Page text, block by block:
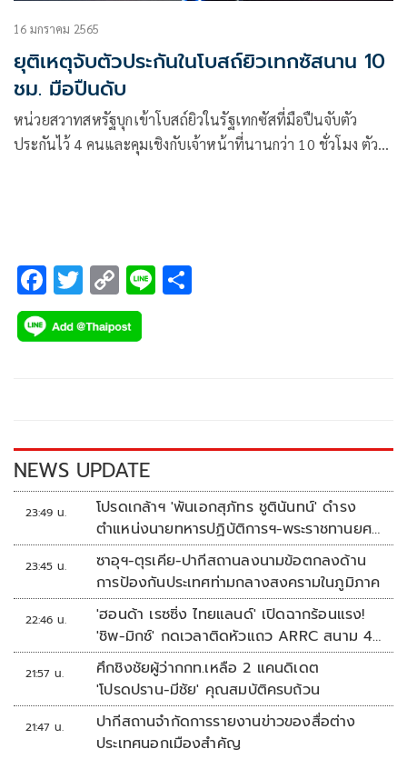
16 มกราคม 2565
ยุติเหตุจับตัวประกันในโบสถ์ยิวเทกซัสนาน 10
ชม. มือปืนดับ
หน่วยสวาทสหรัฐบุกเข้าโบสถ์ยิวในรัฐเทกซัสที่มือปืนจับตัว
ประกันไว้ 4 คนและคุมเชิงกับเจ้าหน้าที่นานกว่า 10 ชั่วโมง ตัว
F
ac
e
k
T
wi
tt
C
o
p
k
Li
NEWS UPDATE
23:49 น.
โปรดเกล้าฯ 'พันเอกสุภัทร ชูตินันทน์' ดำรง
ตำแหน่งนายทหารปฏิบัติการฯ-พระราชทานยศ
'พลตรี'
23:45 น.
ซาอุฯ-ตุรเคีย-ปากีสถานลงนามข้อตกลงด้าน
การป้องกันประเทศท่ามกลางสงครามในภูมิภาค
22:46 น.
'ฮอนด้า เรซซิ่ง ไทยแลนด์' เปิดฉากร้อนแรง!
'ชิพ-มิกซ์' กดเวลาติดหัวแถว ARRC สนาม 4
ที่มัลดาลิกา
21:57 น.
ศึกชิงชัยผู้ว่ากกท.เหลือ 2 แคนดิเดต
'โปรดปราน-มีชัย' คุณสมบัติครบถ้วน
21:47 น.
ปากีสถานจำกัดการรายงานข่าวของสื่อต่าง
ประเทศนอกเมืองสำคัญ